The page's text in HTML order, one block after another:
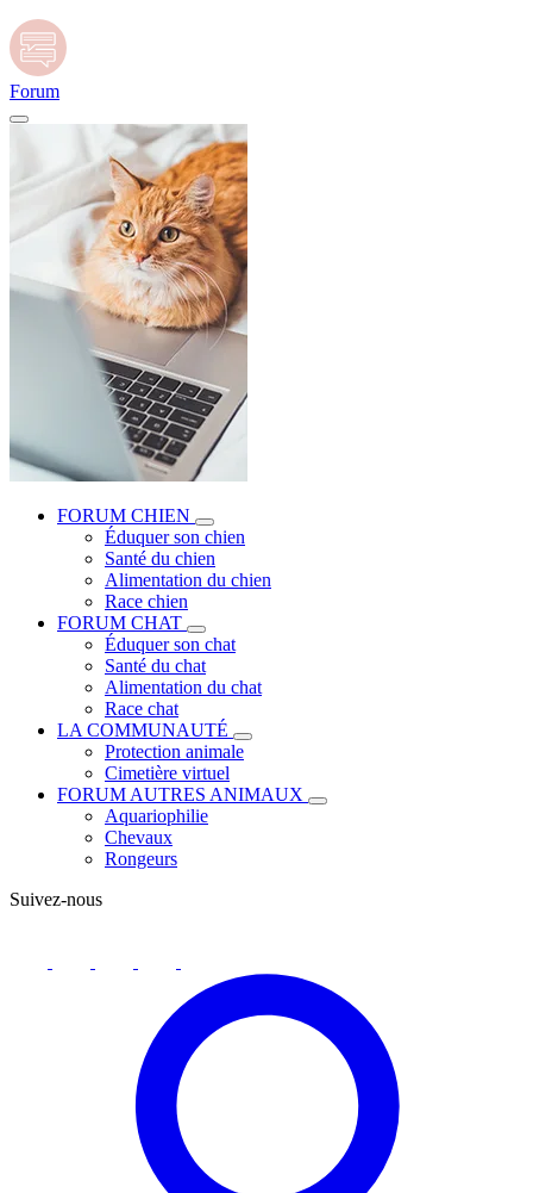
Forum
FORUM CHIEN
Éduquer son chien
Santé du chien
Alimentation du chien
Race chien
FORUM CHAT
Éduquer son chat
Santé du chat
Alimentation du chat
Race chat
LA COMMUNAUTÉ
Protection animale
Cimetière virtuel
FORUM AUTRES ANIMAUX
Aquariophilie
Chevaux
Rongeurs
Suivez-nous